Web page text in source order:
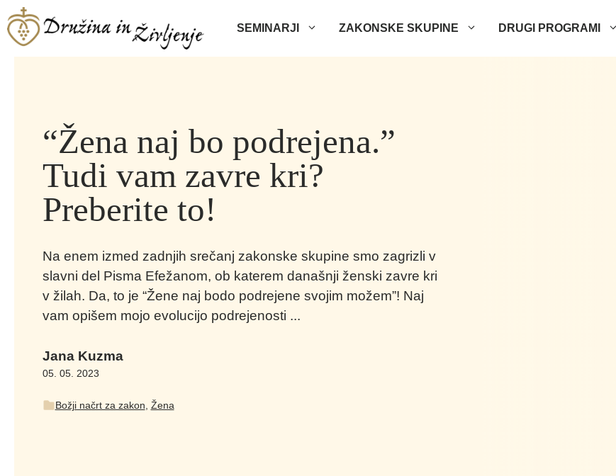
Skip
to
content
SEMINARJI ZAKONSKE SKUPINE DRUGI PROGRAMI
“Žena naj bo podrejena.”
Tudi vam zavre kri?
Preberite to!
Na enem izmed zadnjih srečanj zakonske skupine smo zagrizli v
slavni del Pisma Efežanom, ob katerem današnji ženski zavre kri
v žilah. Da, to je “Žene naj bodo podrejene svojim možem”! Naj
vam opišem mojo evolucijo podrejenosti ...
Jana Kuzma
05. 05. 2023
Božji načrt za zakon Žena